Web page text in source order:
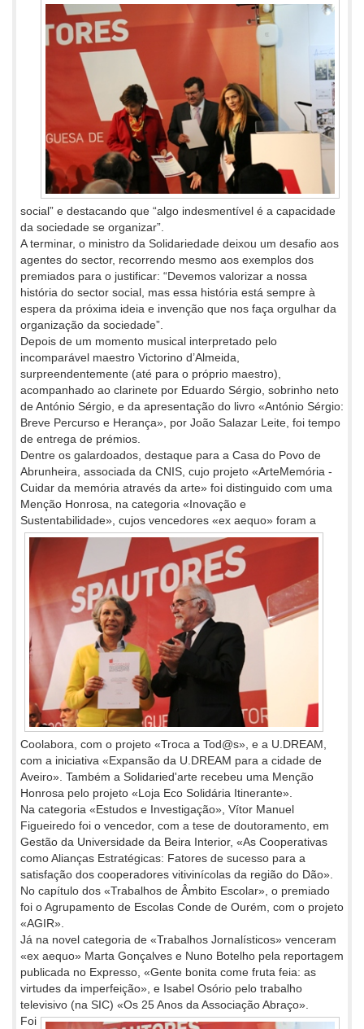
social” e destacando que “algo indesmentível é a capacidade
da sociedade se organizar”.
A terminar, o ministro da Solidariedade deixou um desafio aos
agentes do sector, recorrendo mesmo aos exemplos dos
premiados para o justificar: “Devemos valorizar a nossa
história do sector social, mas essa história está sempre à
espera da próxima ideia e invenção que nos faça orgulhar da
organização da sociedade”.
Depois de um momento musical interpretado pelo
incomparável maestro Victorino d’Almeida,
surpreendentemente (até para o próprio maestro),
acompanhado ao clarinete por Eduardo Sérgio, sobrinho neto
de António Sérgio, e da apresentação do livro «António Sérgio:
Breve Percurso e Herança», por João Salazar Leite, foi tempo
de entrega de prémios.
Dentre os galardoados, destaque para a Casa do Povo de
Abrunheira, associada da CNIS, cujo projeto «ArteMemória -
Cuidar da memória através da arte» foi distinguido com uma
Menção Honrosa, na categoria «Inovação e
Sustentabilidade», cujos vencedores «ex aequo» foram a
Coolabora, com o projeto «Troca a Tod@s», e a U.DREAM,
com a iniciativa «Expansão da U.DREAM para a cidade de
Aveiro». Também a Solidaried'arte recebeu uma Menção
Honrosa pelo projeto «Loja Eco Solidária Itinerante».
Na categoria «Estudos e Investigação», Vítor Manuel
Figueiredo foi o vencedor, com a tese de doutoramento, em
Gestão da Universidade da Beira Interior, «As Cooperativas
como Alianças Estratégicas: Fatores de sucesso para a
satisfação dos cooperadores vitivinícolas da região do Dão».
No capítulo dos «Trabalhos de Âmbito Escolar», o premiado
foi o Agrupamento de Escolas Conde de Ourém, com o projeto
«AGIR».
Já na novel categoria de «Trabalhos Jornalísticos» venceram
«ex aequo» Marta Gonçalves e Nuno Botelho pela reportagem
publicada no Expresso, «Gente bonita come fruta feia: as
virtudes da imperfeição», e Isabel Osório pelo trabalho
televisivo (na SIC) «Os 25 Anos da Associação Abraço».
Foi